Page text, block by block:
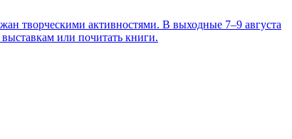
творческими активностями. В выходные 7–9 августа
или почитать книги.